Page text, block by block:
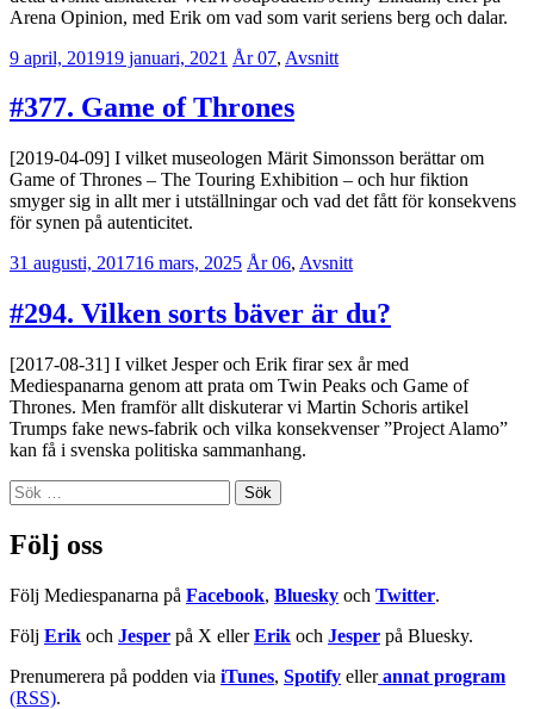
Arena Opinion, med Erik om vad som varit seriens berg och dalar.
9 april, 201919 januari, 2021 Erik
År 07, Avsnitt
#377. Game of Thrones
[2019-04-09] I vilket museologen Märit Simonsson berättar om
Game of Thrones – The Touring Exhibition – och hur fiktion
smyger sig in allt mer i utställningar och vad det fått för konsekvens
för synen på autenticitet.
31 augusti, 201716 mars, 2025 Erik
År 06, Avsnitt
#294. Vilken sorts bäver är du?
[2017-08-31] I vilket Jesper och Erik firar sex år med
Mediespanarna genom att prata om Twin Peaks och Game of
Thrones. Men framför allt diskuterar vi Martin Schoris artikel
Trumps fake news-fabrik och vilka konsekvenser ”Project Alamo”
kan få i svenska politiska sammanhang.
Sök
efter:
Följ oss
Följ Mediespanarna på Facebook, Bluesky och Twitter.
Följ Erik och Jesper på X ellerErik och Jesper på Bluesky.
Prenumerera på podden via iTunes, Spotify eller annat program
(RSS).